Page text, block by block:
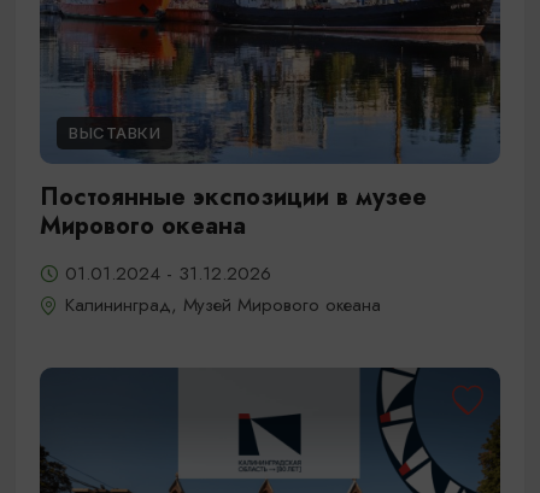
ВЫСТАВКИ
Постоянные экспозиции в музее
Мирового океана
01.01.2024 - 31.12.2026
Калининград, Музей Мирового океана